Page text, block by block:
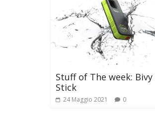
Stuff of The week: Bivy
Stick
24 Maggio 2021 0